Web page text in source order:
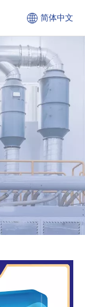
简体中文